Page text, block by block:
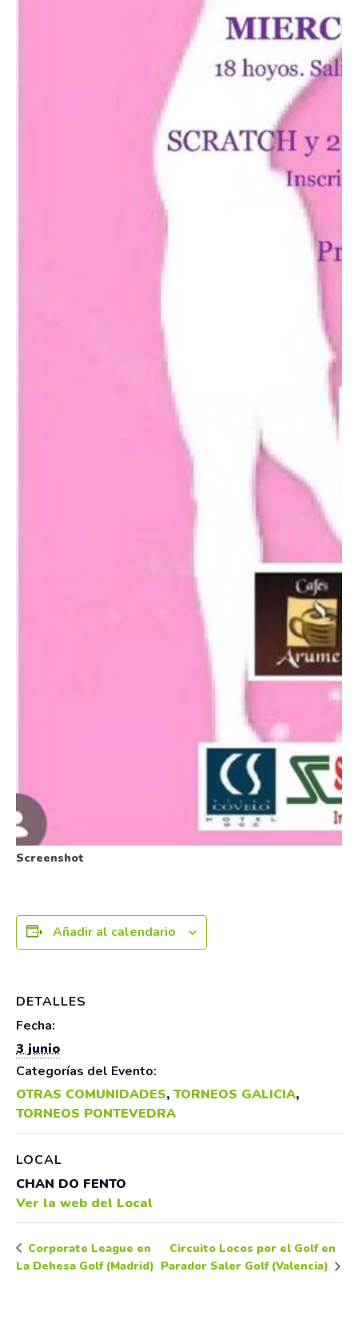
Screenshot
Añadir al calendario
DETALLES
Fecha:
3 junio
Categorías del Evento:
OTRAS COMUNIDADES, TORNEOS GALICIA,
TORNEOS PONTEVEDRA
LOCAL
CHAN DO FENTO
Ver la web del Local
Corporate League en
La Dehesa Golf (Madrid)
Circuito Locos por el Golf en
Parador Saler Golf (Valencia)